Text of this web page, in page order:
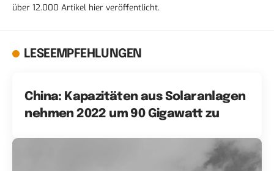
über 12.000 Artikel hier veröffentlicht.
LESEEMPFEHLUNGEN
China: Kapazitäten aus Solaranlagen
nehmen 2022 um 90 Gigawatt zu